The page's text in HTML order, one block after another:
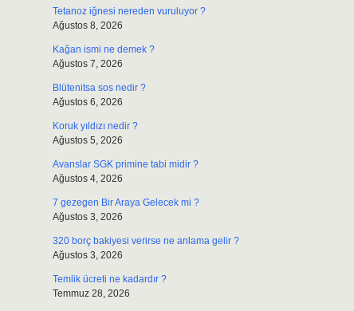
Tetanoz iğnesi nereden vuruluyor ?
Ağustos 8, 2026
Kağan ismi ne demek ?
Ağustos 7, 2026
Blütenitsa sos nedir ?
Ağustos 6, 2026
Koruk yıldızı nedir ?
Ağustos 5, 2026
Avanslar SGK primine tabi midir ?
Ağustos 4, 2026
7 gezegen Bir Araya Gelecek mi ?
Ağustos 3, 2026
320 borç bakiyesi verirse ne anlama gelir ?
Ağustos 3, 2026
Temlik ücreti ne kadardır ?
Temmuz 28, 2026